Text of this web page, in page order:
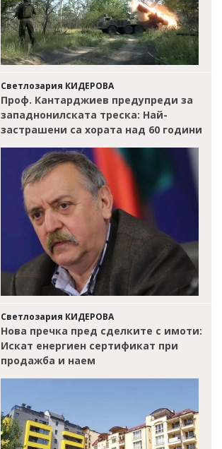
Светлозария КИДЕРОВА
Проф. Кантарджиев предупреди за
западнонилската треска: Най-
застрашени са хората над 60 години
Светлозария КИДЕРОВА
Нова пречка пред сделките с имоти:
Искат енергиен сертификат при
продажба и наем